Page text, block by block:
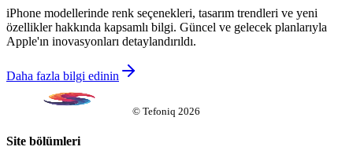
iPhone modellerinde renk seçenekleri, tasarım trendleri ve yeni
özellikler hakkında kapsamlı bilgi. Güncel ve gelecek planlarıyla
Apple'ın inovasyonları detaylandırıldı.
Daha fazla bilgi edinin
© Tefoniq 2026
Site bölümleri